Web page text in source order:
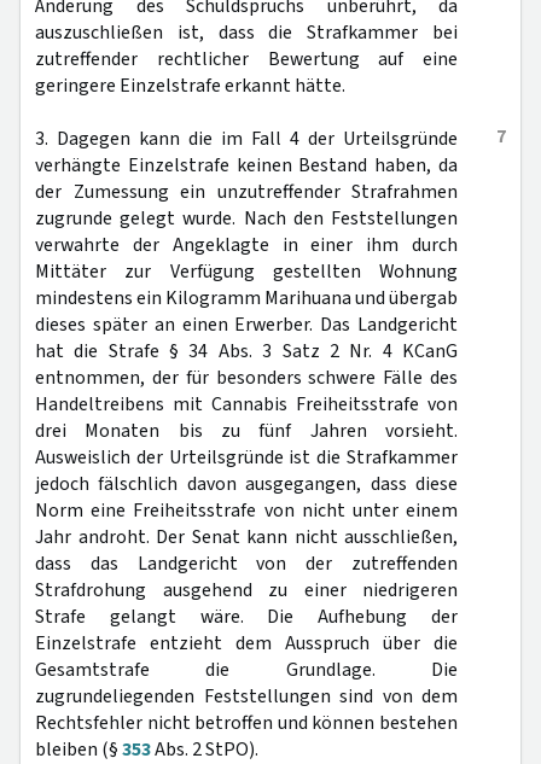
Änderung des Schuldspruchs unberührt, da
auszuschließen ist, dass die Strafkammer bei
zutreffender rechtlicher Bewertung auf eine
geringere Einzelstrafe erkannt hätte.
7
3. Dagegen kann die im Fall 4 der Urteilsgründe
verhängte Einzelstrafe keinen Bestand haben, da
der Zumessung ein unzutreffender Strafrahmen
zugrunde gelegt wurde. Nach den Feststellungen
verwahrte der Angeklagte in einer ihm durch
Mittäter zur Verfügung gestellten Wohnung
mindestens ein Kilogramm Marihuana und übergab
dieses später an einen Erwerber. Das Landgericht
hat die Strafe § 34 Abs. 3 Satz 2 Nr. 4 KCanG
entnommen, der für besonders schwere Fälle des
Handeltreibens mit Cannabis Freiheitsstrafe von
drei Monaten bis zu fünf Jahren vorsieht.
Ausweislich der Urteilsgründe ist die Strafkammer
jedoch fälschlich davon ausgegangen, dass diese
Norm eine Freiheitsstrafe von nicht unter einem
Jahr androht. Der Senat kann nicht ausschließen,
dass das Landgericht von der zutreffenden
Strafdrohung ausgehend zu einer niedrigeren
Strafe gelangt wäre. Die Aufhebung der
Einzelstrafe entzieht dem Ausspruch über die
Gesamtstrafe die Grundlage. Die
zugrundeliegenden Feststellungen sind von dem
Rechtsfehler nicht betroffen und können bestehen
bleiben (§353Abs. 2 StPO).